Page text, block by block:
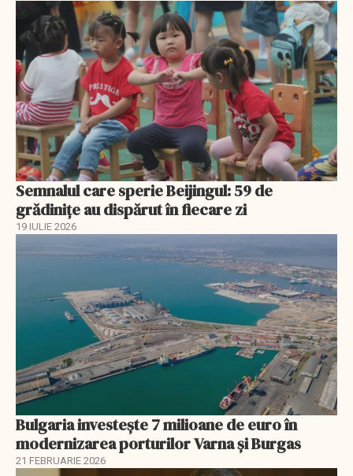
Semnalul care sperie Beijingul: 59 de
grădinițe au dispărut în fiecare zi
19 IULIE 2026
Bulgaria investește 7 milioane de euro în
modernizarea porturilor Varna și Burgas
21 FEBRUARIE 2026